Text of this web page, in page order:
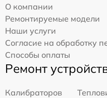
О компании
Ремонтируемые модели
Наши услуги
Согласие на обработку
Способы оплаты
Ремонт
Калибраторов